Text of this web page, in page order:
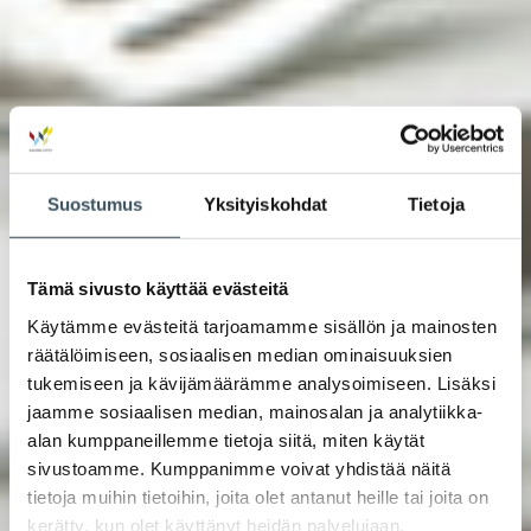
Suostumus Yksityiskohdat Tietoja
Tämä sivusto käyttää evästeitä
Käytämme evästeitä tarjoamamme sisällön ja mainosten
räätälöimiseen, sosiaalisen median ominaisuuksien
tukemiseen ja kävijämäärämme analysoimiseen. Lisäksi
jaamme sosiaalisen median, mainosalan ja analytiikka-
alan kumppaneillemme tietoja siitä, miten käytät
sivustoamme. Kumppanimme voivat yhdistää näitä
tietoja muihin tietoihin, joita olet antanut heille tai joita on
kerätty, kun olet käyttänyt heidän palvelujaan.